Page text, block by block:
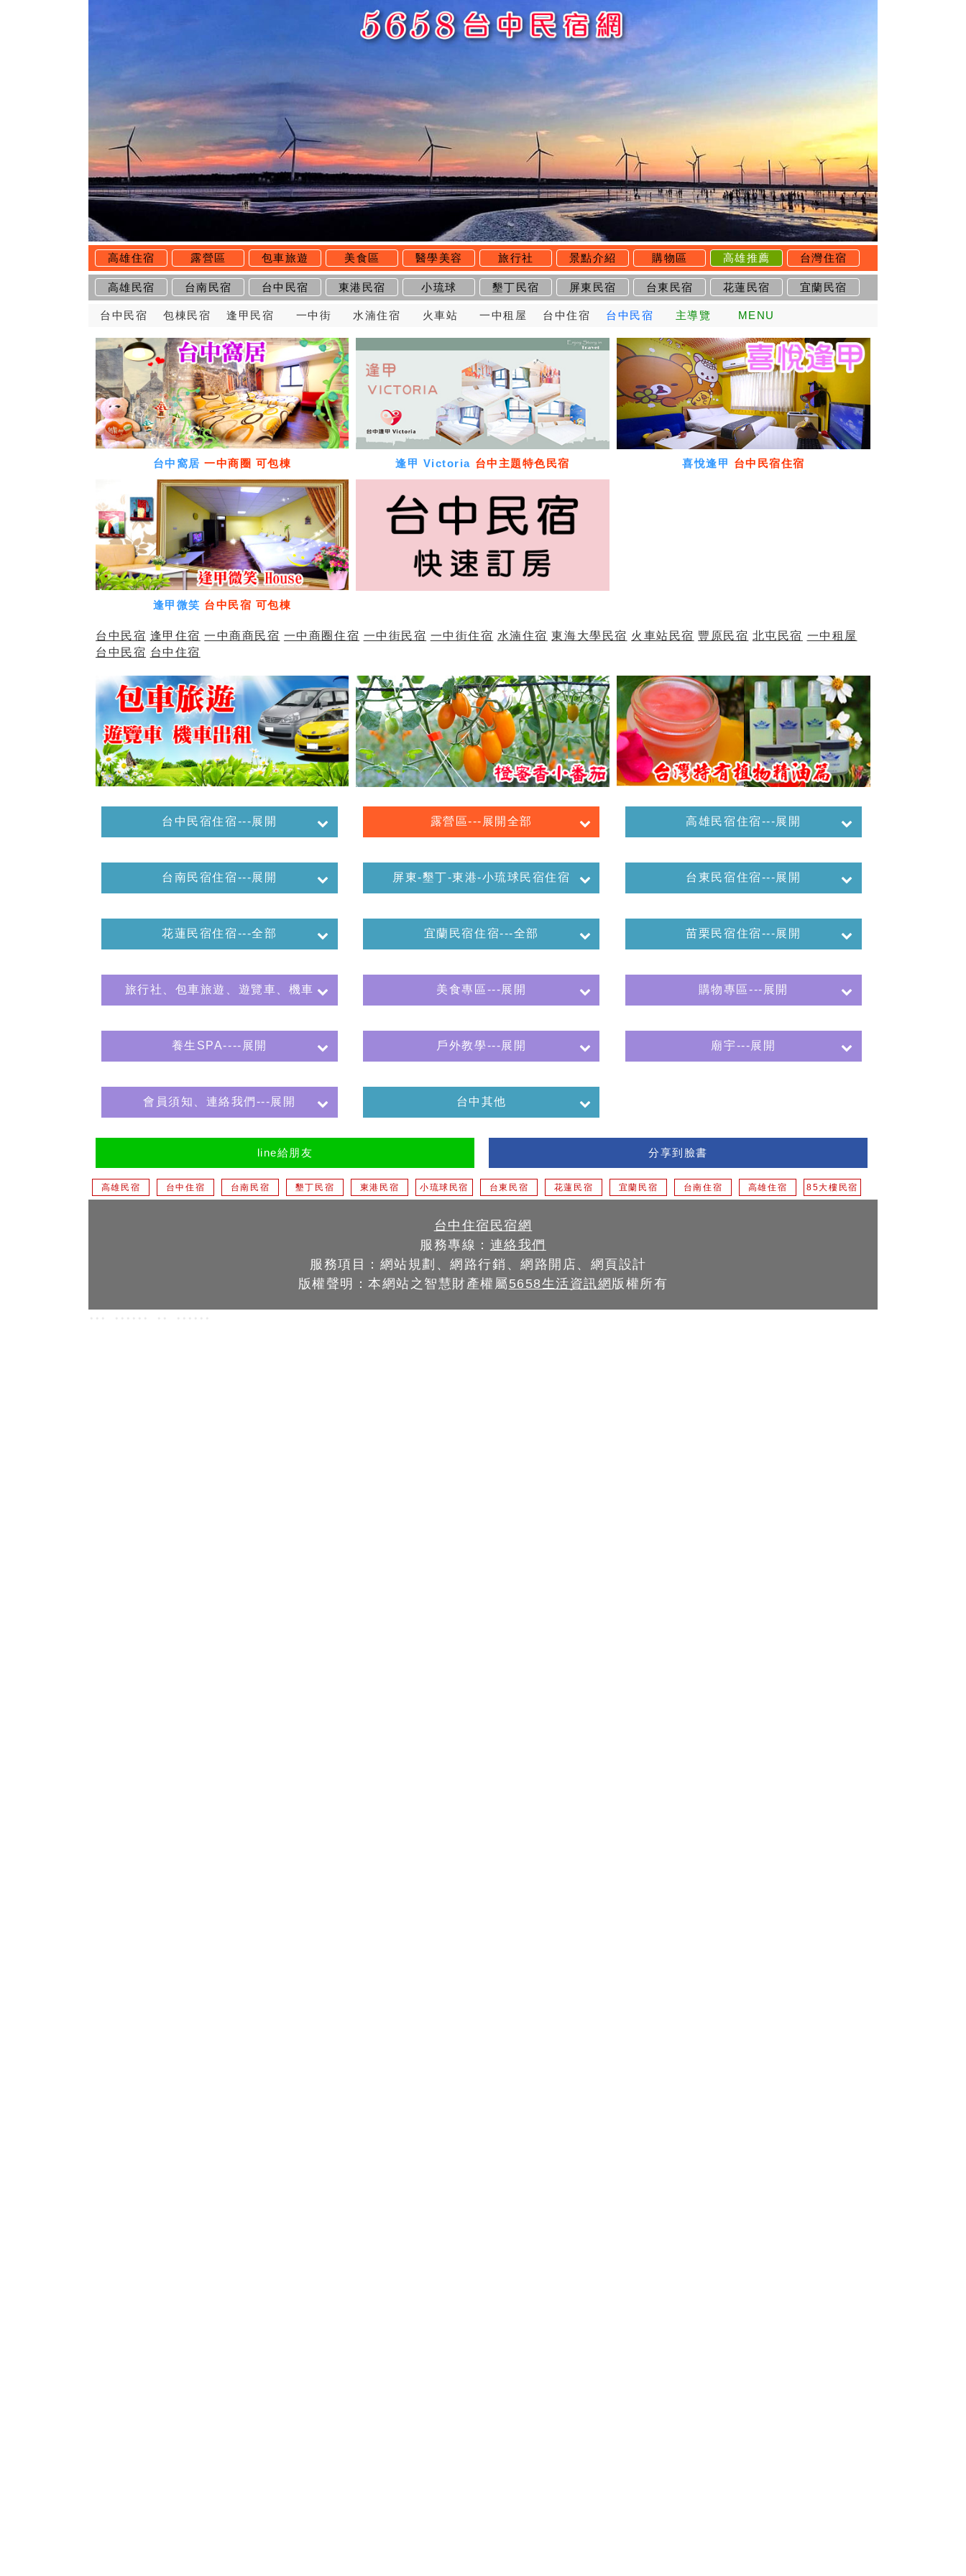
高雄住宿 露營區 包車旅遊 美食區 醫學美容 旅行社 景點介紹 購物區 高雄推薦 台灣住宿
高雄民宿 台南民宿 台中民宿 東港民宿 小琉球 墾丁民宿 屏東民宿 台東民宿 花蓮民宿 宜蘭民宿
台中民宿 包棟民宿 逢甲民宿 一中街 水湳住宿 火車站 一中租屋 台中住宿 台中民宿 主導覽 MENU
台中窩居 一中商圈 可包棟 逢甲 Victoria 台中主題特色民宿 喜悅逢甲 台中民宿住宿
逢甲微笑 台中民宿 可包棟
台中民宿 逢甲住宿 一中商商民宿 一中商圈住宿 一中街民宿 一中街住宿 水湳住宿 東海大學民宿 火車站民宿 豐原民宿 北屯民宿 一中租屋
台中民宿 台中住宿
台中民宿住宿---展開 露營區---展開全部 高雄民宿住宿---展開
台南民宿住宿---展開 屏東-墾丁-東港-小琉球民宿住宿 台東民宿住宿---展開
花蓮民宿住宿---全部 宜蘭民宿住宿---全部 苗栗民宿住宿---展開
旅行社、包車旅遊、遊覽車、機車 美食專區---展開 購物專區---展開
養生SPA----展開 戶外教學---展開 廟宇---展開
會員須知、連絡我們---展開 台中其他
line給朋友 分享到臉書
高雄民宿 台中住宿 台南民宿 墾丁民宿 東港民宿 小琉球民宿 台東民宿 花蓮民宿 宜蘭民宿 台南住宿 高雄住宿 85大樓民宿
台中住宿民宿網
服務專線： 連絡我們
服務項目：網站規劃、網路行銷、網路開店、網頁設計
版權聲明：本網站之智慧財產權屬5658生活資訊網版權所有